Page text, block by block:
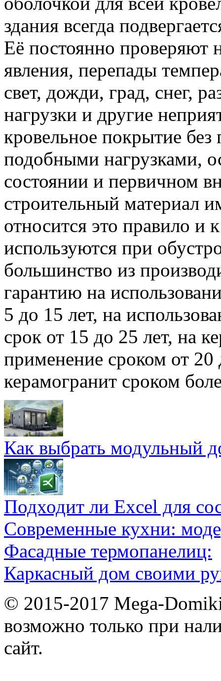
здания всегда
Её постоянно проверяют
явления, перепады
свет, дожди, град, снег,
нагрузки и другие
кровельное покрытие без
подобными нагрузками,
состоянии и первичном
строительный материал
относится это правило и
используются при
большинство из
гарантию на
5 до 15 лет, на
срок от 15 до 25 лет, на
применение сроком от 20
керамогранит сроком
Как выбрать модульный
Подходит ли Excel для
Современные кухни:
Фасадные термопанелиц:
Каркасный дом своими
© 2015-2017 Mega-
возможно только при
сайт.